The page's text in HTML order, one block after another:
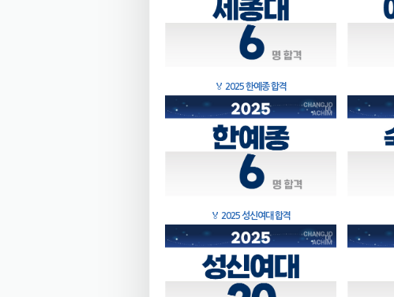
🏅 2025 한예종 합격
🏅 2025 성신여대 합격